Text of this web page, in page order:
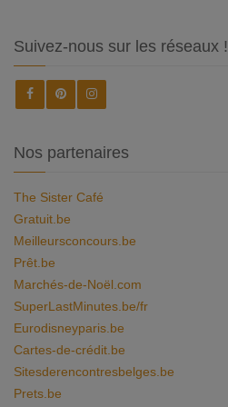
Suivez-nous sur les réseaux !
Nos partenaires
The Sister Café
Gratuit.be
Meilleursconcours.be
Prêt.be
Marchés-de-Noël.com
SuperLastMinutes.be/fr
Eurodisneyparis.be
Cartes-de-crédit.be
Sitesderencontresbelges.be
Prets.be